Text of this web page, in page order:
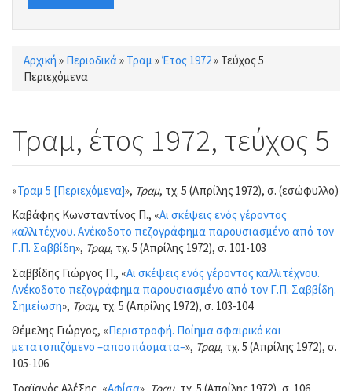
Είστε εδώ
Αρχική » Περιοδικά» Τραμ »Έτος 1972» Τεύχος 5
Περιεχόμενα
Τραμ, έτος 1972, τεύχος 5
«Τραμ 5 [Περιεχόμενα]», Τραμ, τχ. 5 (Απρίλης 1972), σ. (εσώφυλλο)
Καβάφης Κωνσταντίνος Π., «Αι σκέψεις ενός γέροντος
καλλιτέχνου. Ανέκοδοτο πεζογράφημα παρουσιασμένο από τον
Γ.Π. Σαββίδη», Τραμ, τχ. 5 (Απρίλης 1972), σ. 101-103
Σαββίδης Γιώργος Π., «Αι σκέψεις ενός γέροντος καλλιτέχνου.
Ανέκοδοτο πεζογράφημα παρουσιασμένο από τον Γ.Π. Σαββίδη.
Σημείωση», Τραμ, τχ. 5 (Απρίλης 1972), σ. 103-104
Θέμελης Γιώργος, «Περιστροφή. Ποίημα σφαιρικό και
μετατοπιζόμενο –αποσπάσματα–», Τραμ, τχ. 5 (Απρίλης 1972), σ.
105-106
Τραϊανός Αλέξης, «Αφίσα», Τραμ, τχ. 5 (Απρίλης 1972), σ. 106